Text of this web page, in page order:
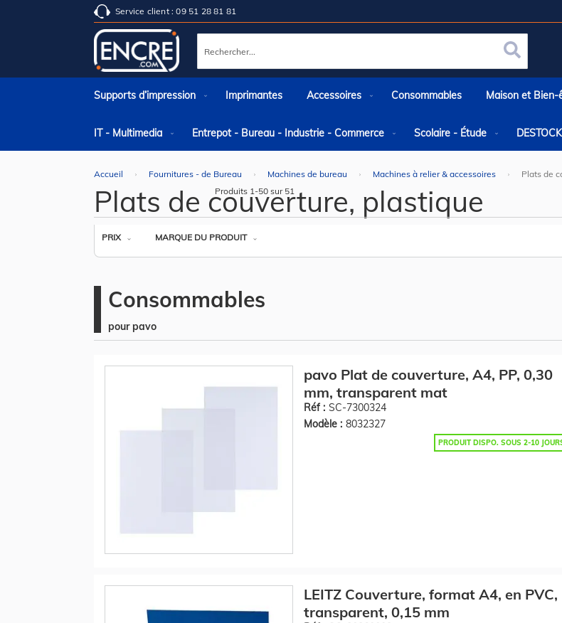
Service client : 09 51 28 81 81
Rechercher Rechercher
Supports d’impression Imprimantes Accessoires Consommables Maison et Bien-
IT - Multimedia Entrepot - Bureau - Industrie - Commerce Scolaire - Étude
Accueil Fournitures - de Bureau Machines de bureau Machines à relier & accessoires Plats de
Plats de couverture, plastique
PRIX MARQUE DU PRODUIT
Produits 1-50 sur 51
Consommables
pour pavo
pavo Plat de couverture, A4, PP, 0,30
mm, transparent mat
Réf : SC-7300324
Modèle : 8032327
PRODUIT DISPO. SOUS 2-10
LEITZ Couverture, format A4, en PVC,
transparent, 0,15 mm